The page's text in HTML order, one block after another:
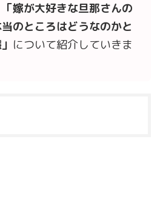
「嫁が大好きな旦那さんの
のところはどうなのかと
について紹介していきま